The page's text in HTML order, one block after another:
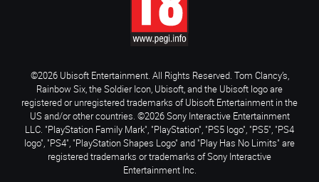
©2026 Ubisoft Entertainment. All Rights Reserved. Tom Clancy’s,
Rainbow Six, the Soldier Icon, Ubisoft, and the Ubisoft logo are
registered or unregistered trademarks of Ubisoft Entertainment in the
US and/or other countries. ©2026 Sony Interactive Entertainment
LLC. "PlayStation Family Mark", "PlayStation", "PS5 logo", "PS5", "PS4
logo", "PS4", "PlayStation Shapes Logo" and "Play Has No Limits" are
registered trademarks or trademarks of Sony Interactive
Entertainment Inc.